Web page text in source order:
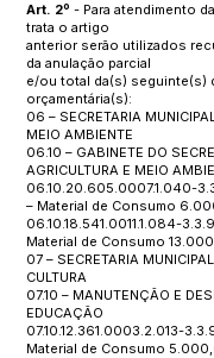
Art. 2º - Para atendimento
trata o artigo
anterior serão utilizados
da anulação parcial
e/ou total da(s) seguinte(s)
orçamentária(s):
06 – SECRETARIA
MEIO AMBIENTE
06.10 – GABINETE DO
AGRICULTURA E MEIO
06.10.20.605.0007.1.040-
– Material de Consumo
06.10.18.541.0011.1.084-
Material de Consumo
07 – SECRETARIA
CULTURA
07.10 – MANUTENÇÃO E
EDUCAÇÃO
07.10.12.361.0003.2.013-
Material de Consumo